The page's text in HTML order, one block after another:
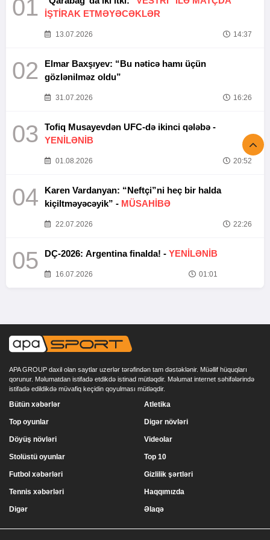
01
İŞTİRAK ETMƏYƏCƏKLƏR
13.07.2026 14:37
02
Elmar Baxşıyev: “Bu nəticə hamı üçün
gözlənilməz oldu”
31.07.2026 16:26
03
Tofiq Musayevdən UFC-də ikinci qələbə -
YENİLƏNİB
01.08.2026 20:52
04
Karen Vardanyan: “Neftçi”ni heç bir halda
kiçiltməyəcəyik” - MÜSAHİBƏ
22.07.2026 22:26
05 DÇ-2026: Argentina finalda! - YENİLƏNİB
16.07.2026 01:01
APA GROUP daxil olan saytlar uzerlər tərəfindən tam dəstəklənir. Müəllif hüquqları
qorunur. Məlumatdan istifadə etdikdə istinad mütləqdir. Məlumat internet səhifələrində
istifadə edildikdə müvafiq keçidin qoyulması mütləqdir.
Bütün xəbərlər
Top oyunlar
Döyüş növləri
Stolüstü oyunlar
Atletika
Digər növləri
Videolar
Top 10
Futbol xəbərləri
Tennis xəbərləri
Digər
Gizlilik şərtləri
Haqqımızda
Əlaqə